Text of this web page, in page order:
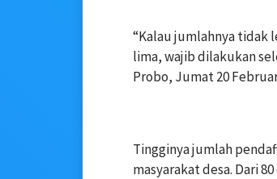
‎“Kalau jumlahnya tidak
lima, wajib dilakukan
Probo, Jumat 20
‎Tingginya jumlah
masyarakat desa. Dari